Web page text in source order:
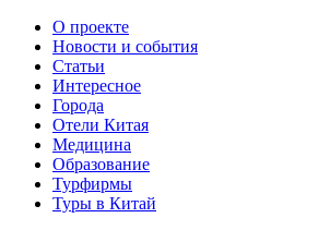
О проекте
Новости и события
Статьи
Интересное
Города
Отели Китая
Медицина
Образование
Турфирмы
Туры в Китай